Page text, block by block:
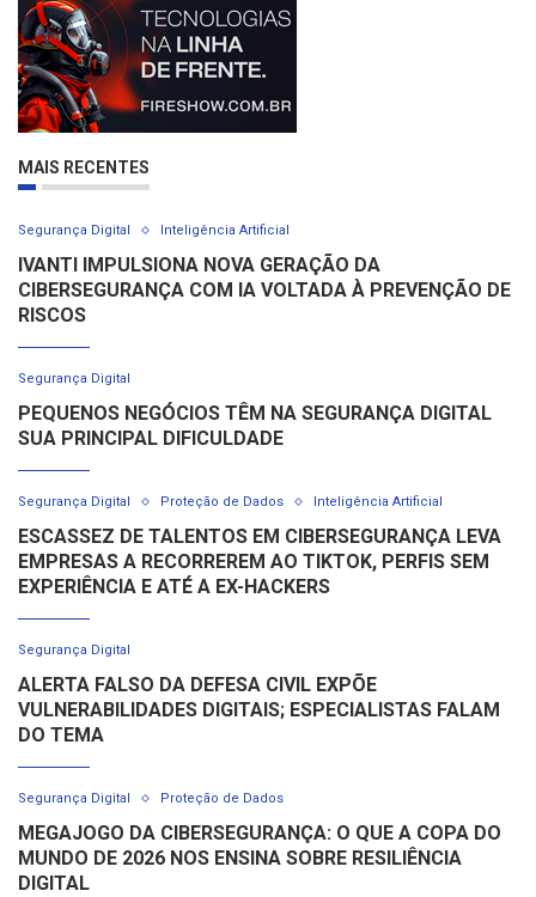
MAIS RECENTES
Segurança Digital Inteligência Artificial
IVANTI IMPULSIONA NOVA GERAÇÃO DA
CIBERSEGURANÇA COM IA VOLTADA À PREVENÇÃO DE
RISCOS
Segurança Digital
PEQUENOS NEGÓCIOS TÊM NA SEGURANÇA DIGITAL
SUA PRINCIPAL DIFICULDADE
Segurança Digital Proteção de Dados Inteligência Artificial
ESCASSEZ DE TALENTOS EM CIBERSEGURANÇA LEVA
EMPRESAS A RECORREREM AO TIKTOK, PERFIS SEM
EXPERIÊNCIA E ATÉ A EX-HACKERS
Segurança Digital
ALERTA FALSO DA DEFESA CIVIL EXPÕE
VULNERABILIDADES DIGITAIS; ESPECIALISTAS FALAM
DO TEMA
Segurança Digital Proteção de Dados
MEGAJOGO DA CIBERSEGURANÇA: O QUE A COPA DO
MUNDO DE 2026 NOS ENSINA SOBRE RESILIÊNCIA
DIGITAL